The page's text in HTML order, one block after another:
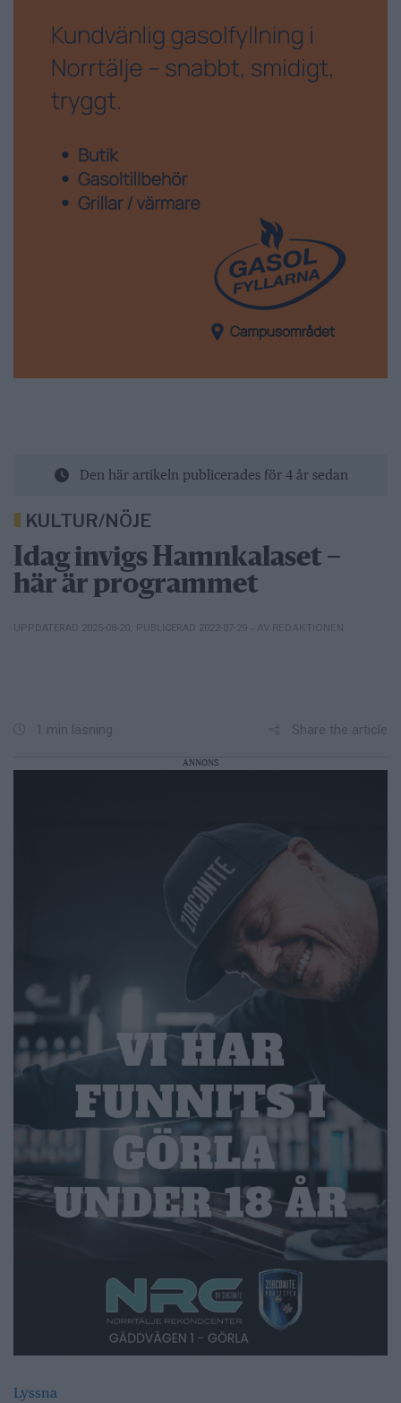
Den här artikeln publicerades för 4 år sedan
KULTUR/NÖJE
Idag invigs Hamnkalaset –
här är programmet
UPPDATERAD 2025-08-20 PUBLICERAD 2022-07-29 – AV REDAKTIONEN
1 min läsning Share the article
ANNONS
Lyssna